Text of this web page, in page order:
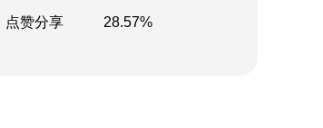
点赞分享 28.57%